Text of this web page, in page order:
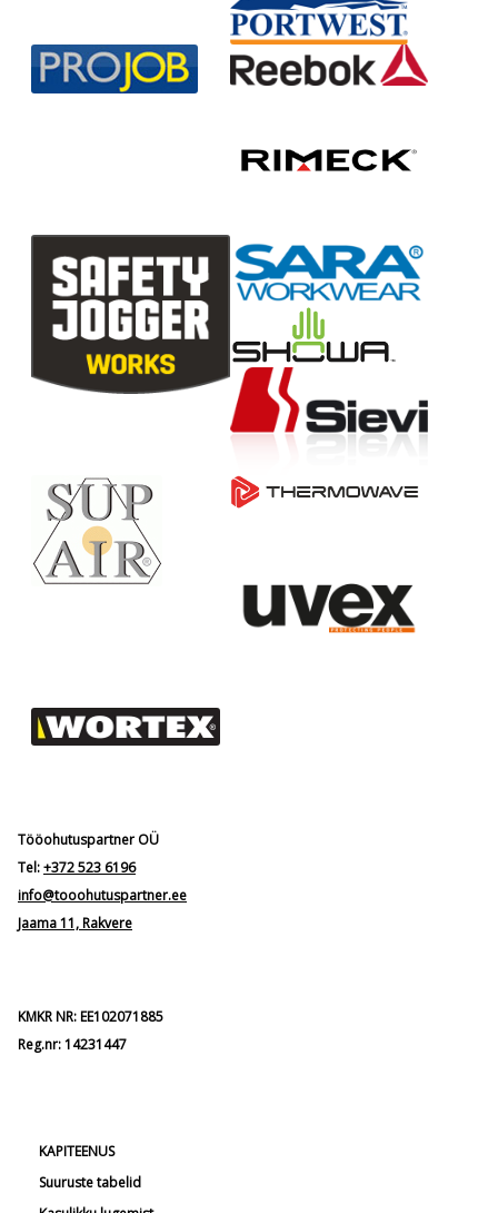
Tööohutuspartner OÜ
Tel:+372 523 6196
info@tooohutuspartner.ee
Jaama 11, Rakvere
KMKR NR: EE102071885
Reg.nr: 14231447
KAPITEENUS
Suuruste tabelid